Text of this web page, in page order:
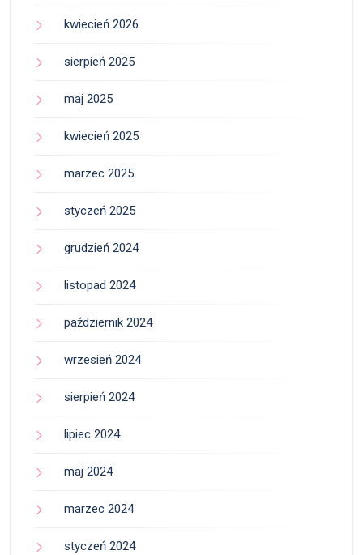
kwiecień 2026
sierpień 2025
maj 2025
kwiecień 2025
marzec 2025
styczeń 2025
grudzień 2024
listopad 2024
październik 2024
wrzesień 2024
sierpień 2024
lipiec 2024
maj 2024
marzec 2024
styczeń 2024